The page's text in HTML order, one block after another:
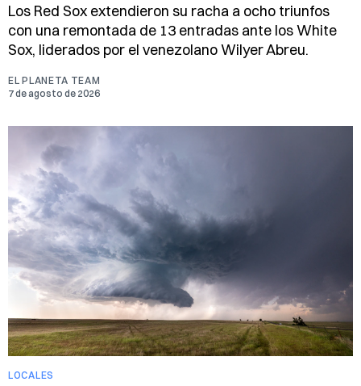
Los Red Sox extendieron su racha a ocho triunfos
con una remontada de 13 entradas ante los White
Sox, liderados por el venezolano Wilyer Abreu.
EL PLANETA TEAM
7 de agosto de 2026
LOCALES